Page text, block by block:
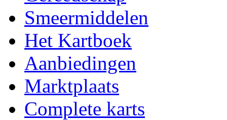
Smeermiddelen
Het Kartboek
Aanbiedingen
Marktplaats
Complete karts